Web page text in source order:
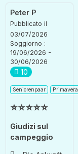
Peter P
Pubblicato il
03/07/2026
Soggiorno :
19/06/2026 -
30/06/2026
10
Seniorenpaar Primavera
☆☆☆☆☆
Giudizi sul
campeggio